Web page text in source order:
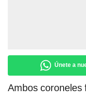
Únete a
Ambos coroneles